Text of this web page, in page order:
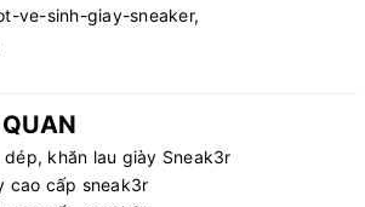
ve-sinh-giay-sneaker,
khăn lau giày Sneak3r
cao cấp sneak3r